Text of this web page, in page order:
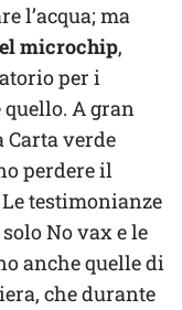
l’acqua; ma
microchip,
per i
A gran
verde
perdere il
testimonianze
No vax e le
anche quelle di
che durante